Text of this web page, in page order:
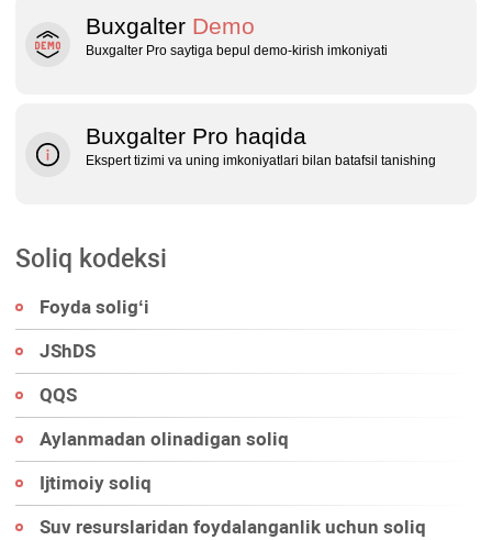
Buxgalter Demo
Buxgalter Pro saytiga bepul demo‑kirish imkoniyati
Buxgalter Pro haqida
Ekspert tizimi va uning imkoniyatlari bilan batafsil tanishing
Soliq kodeksi
Foyda soligʻi
JShDS
QQS
Aylanmadan olinadigan soliq
Ijtimoiy soliq
Suv resurslaridan foydalanganlik uchun soliq